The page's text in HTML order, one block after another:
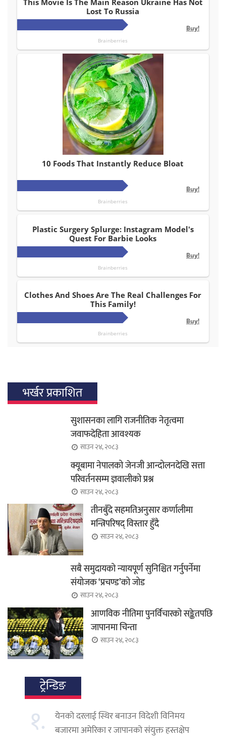
भर्खर प्रकाशित
सुशासनका लागि राजनीतिक नेतृत्वमा
जवाफदेहिता आवश्यक
साउन २४, २०८३
क्यूबामा नेपालको जेनजी आन्दोलनदेखि सत्ता
परिवर्तनसम्म ज्ञवालीको प्रश्न
साउन २४, २०८३
तीनबुँदे सहमतिअनुसार कर्णालीमा
मन्त्रिपरिषद् विस्तार हुँदै
साउन २४, २०८३
सबै समुदायको न्यायपूर्ण सुनिश्चित गर्नुपर्नेमा
संयोजक ‘प्रचण्ड’को जोड
साउन २४, २०८३
आणविक नीतिमा पुनर्विचारको सङ्केतपछि
जापानमा चिन्ता
साउन २४, २०८३
ट्रेन्डिङ
१.
येनको दरलाई स्थिर बनाउन विदेशी विनिमय
बजारमा अमेरिका र जापानको संयुक्त हस्तक्षेप